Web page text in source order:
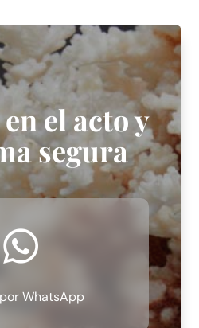
el acto y
segura

WhatsApp